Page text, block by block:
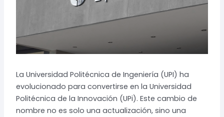
La Universidad Politécnica de Ingeniería (UPI) ha
evolucionado para convertirse en la Universidad
Politécnica de la Innovación (UPi). Este cambio de
nombre no es solo una actualización, sino una